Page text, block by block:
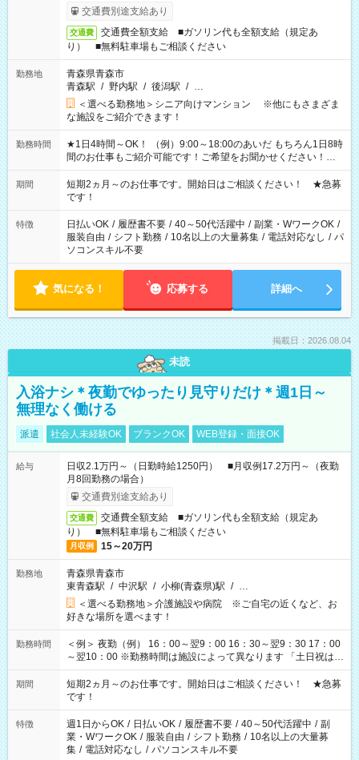
交通費別途支給あり
交通費
交通費全額支給 ■ガソリン代も全額支給（規定あ
り） ■無料駐車場もご相談ください
勤務地
青森県青森市
青森駅 / 野内駅 / 後潟駅 / …
＜選べる勤務地＞シニア向けマンション ※他にもさまざま
な施設をご紹介できます！
勤務時間
★1日4時間～OK！ （例）9:00～18:00のあいだ もちろん1日8時
間のお仕事もご紹介可能です！ご希望をお聞かせください！★
家庭の都合でお休みが必要な場合も遠慮なくご相談ください。
※週最低15時間以上の勤務が必要です
期間
短期2ヵ月～のお仕事です。開始日はご相談ください！ ★急募
です！
特徴 日払いOK / 履歴書不要 / 40～50代活躍中 / 副業・WワークOK /
服装自由 / シフト勤務 / 10名以上の大量募集 / 電話対応なし / パ
ソコンスキル不要
気になる！ 応募する 詳細へ
掲載日：2026.08.04
未読
入浴ナシ＊夜勤でゆったり見守りだけ＊週1日～
無理なく働ける
派遣 社会人未経験OK ブランクOK WEB登録・面接OK
給与
日収2.1万円～（日勤時給1250円） ■月収例17.2万円～（夜勤
月8回勤務の場合）
交通費別途支給あり
交通費
交通費全額支給 ■ガソリン代も全額支給（規定あ
り） ■無料駐車場もご相談ください
月収例 15～20万円
勤務地
青森県青森市
東青森駅 / 中沢駅 / 小柳(青森県)駅 / …
＜選べる勤務地＞介護施設や病院 ※ご自宅の近くなど、お
好きな場所を選べます！
勤務時間
＜例＞ 夜勤（例） 16：00～翌9：00 16：30～翌9：30 17：00
～翌10：00 ※勤務時間は施設によって異なります 「土日祝は休
みたい」 「しっかり稼ぎたい」 「もう少し遅い時間から始めた
い」など ご希望にあったお仕事をご案内いたします。 ※未経験
の方の場合は1～2ヶ月間は日中での仕事を経験いただき、 お
仕事に慣れてからの夜勤になります。 ★家庭の都合でお休みが
必要な場合も遠慮なくご相談ください。
期間
短期2ヵ月～のお仕事です。開始日はご相談ください！ ★急募
です！
特徴 週1日からOK / 日払いOK / 履歴書不要 / 40～50代活躍中 / 副
業・WワークOK / 服装自由 / シフト勤務 / 10名以上の大量募
集 / 電話対応なし / パソコンスキル不要